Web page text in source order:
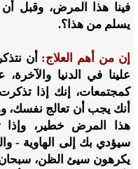
فينا هذا المرض، وقبل
يسلم من هذا؟.
إن من أهم العلاج: أن
علينا في الدنيا والآخرة،
كمجتمعات، إنك إذا
أنك يجب أن تعالج نفسك،
هذا المرض خطير، وإذا
سيؤدي بك إلى الهاوية -
يكرهون سيئ الظن،